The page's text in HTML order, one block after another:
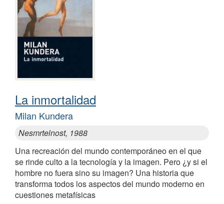
La inmortalidad
Milan Kundera
Nesmrtelnost, 1988
Una recreación del mundo contemporáneo en el que
se rinde culto a la tecnología y la imagen. Pero ¿y si el
hombre no fuera sino su imagen? Una historia que
transforma todos los aspectos del mundo moderno en
cuestiones metafísicas